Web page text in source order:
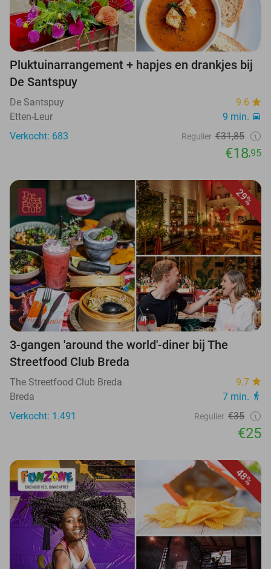
Pluktuinarrangement + hapjes en drankjes bij
De Santspuy
De Santspuy
9.6
Etten-Leur
9 min.
Verkocht: 683
Regulier €31,85
€18,95
29%
3-gangen 'around the world'-diner bij The
Streetfood Club Breda
The Streetfood Club Breda
9.7
Breda
7 min.
Verkocht: 1.491
Regulier €35
€25
48%